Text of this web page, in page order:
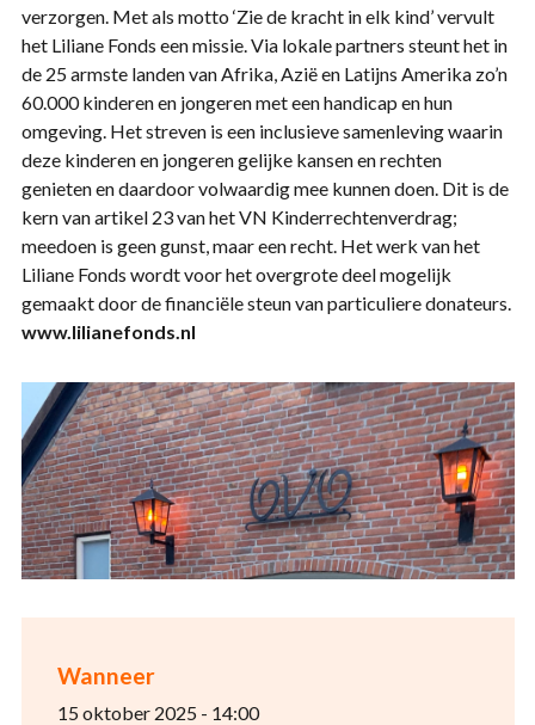
Wanneer
15 oktober 2025 - 14:00
verzorgen. Met als motto ‘Zie de kracht in elk kind’ vervult
het Liliane Fonds een missie. Via lokale partners steunt het in
de 25 armste landen van Afrika, Azië en Latijns Amerika zo’n
60.000 kinderen en jongeren met een handicap en hun
omgeving. Het streven is een inclusieve samenleving waarin
deze kinderen en jongeren gelijke kansen en rechten
genieten en daardoor volwaardig mee kunnen doen. Dit is de
kern van artikel 23 van het VN Kinderrechtenverdrag;
meedoen is geen gunst, maar een recht. Het werk van het
Liliane Fonds wordt voor het overgrote deel mogelijk
gemaakt door de financiële steun van particuliere donateurs.
www.lilianefonds.nl